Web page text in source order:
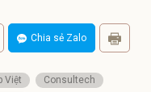
Chia sẻ Zalo
Việt
Consultech